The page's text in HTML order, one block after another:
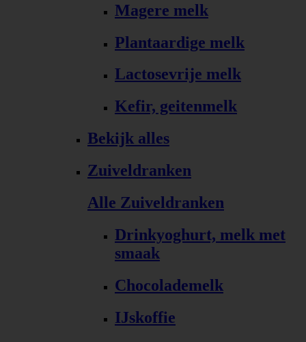
Magere melk
Plantaardige melk
Lactosevrije melk
Kefir, geitenmelk
Bekijk alles
Zuiveldranken
Alle Zuiveldranken
Drinkyoghurt, melk met
smaak
Chocolademelk
IJskoffie